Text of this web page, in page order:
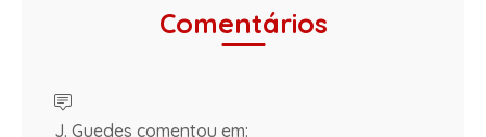
Comentários
J. Guedes comentou em: